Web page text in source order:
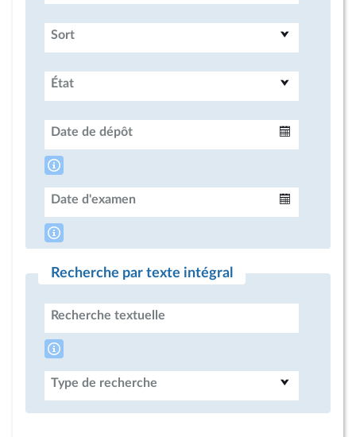
Sort
État
Date de dépôt
Date d'examen
Recherche par texte intégral
Recherche textuelle
Type de recherche